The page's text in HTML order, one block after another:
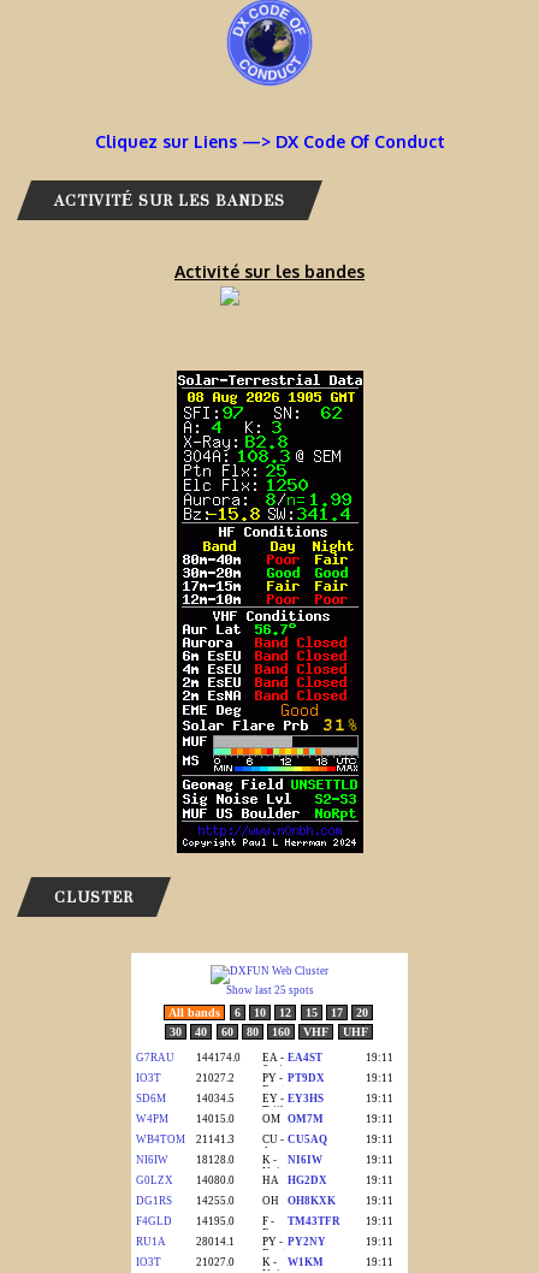
Cliquez sur Liens —> DX Code Of Conduct
ACTIVITÉ SUR LES BANDES
Activité sur les bandes
CLUSTER